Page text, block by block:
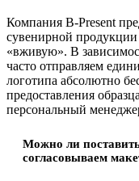
Компания B-Present
сувенирной продукции
«вживую». В
часто отправляем
логотипа абсолютно
предоставления
персональный
Можно ли
согласовываем